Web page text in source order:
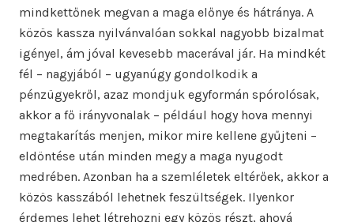
mindkettőnek megvan a maga előnye és hátránya. A
közös kassza nyilvánvalóan sokkal nagyobb bizalmat
igényel, ám jóval kevesebb macerával jár. Ha mindkét
fél – nagyjából – ugyanúgy gondolkodik a
pénzügyekről, azaz mondjuk egyformán spórolósak,
akkor a fő irányvonalak – például hogy hova mennyi
megtakarítás menjen, mikor mire kellene gyűjteni –
eldöntése után minden megy a maga nyugodt
medrében. Azonban ha a szemléletek eltérőek, akkor a
közös kasszából lehetnek feszültségek. Ilyenkor
érdemes lehet létrehozni egy közös részt, ahová